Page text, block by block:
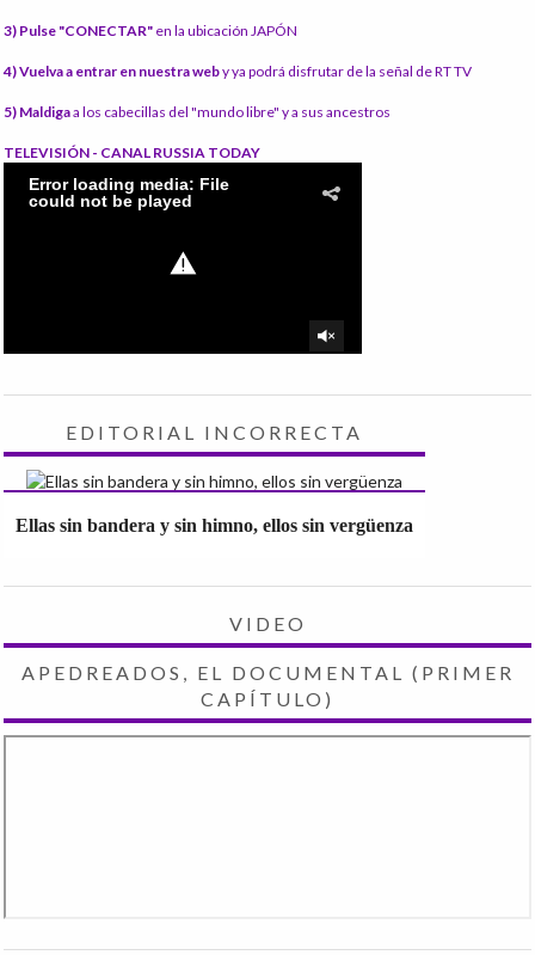
3) Pulse "CONECTAR" en la ubicación JAPÓN
4) Vuelva a entrar en nuestra weby ya podrá disfrutar de la señal de RT TV
5) Maldigaa los cabecillas del "mundo libre" y a sus ancestros
TELEVISIÓN - CANAL RUSSIA TODAY
EDITORIAL INCORRECTA
Ellas sin bandera y sin himno, ellos sin vergüenza
VIDEO
APEDREADOS, EL DOCUMENTAL (PRIMER
CAPÍTULO)